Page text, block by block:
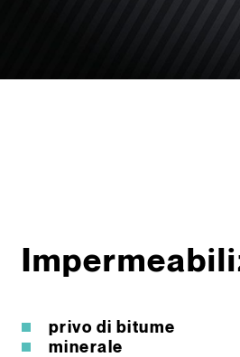
privo di bitume
minerale